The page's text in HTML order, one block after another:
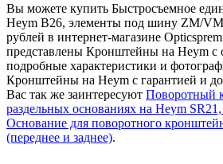
Вы можете купить Быстросъемное
Heym B26, элементы под шину ZM/VM
рублей в интернет-магазине
представлены Кронштейны на Heym с
подробные характеристики и
Кронштейны на Heym с гарантией и
Вас так же заинтересуют Поворотный
раздельных основаниях на Heym
Основание для поворотного
(переднее и заднее).